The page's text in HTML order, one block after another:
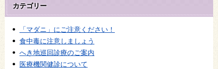
カテゴリー
「マダニ」にご注意ください！
食中毒に注意しましょう
へき地巡回診療のご案内
医療機関健診について